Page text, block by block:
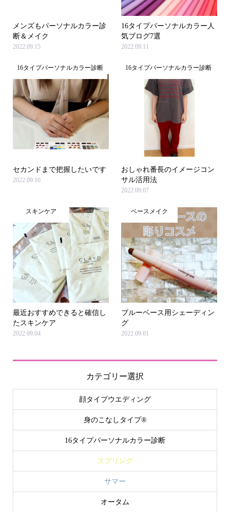
メンズもパーソナルカラー診
断＆メイク
2022.09.15
16タイプパーソナルカラー人
気ブログ7選
2022.09.11
16タイプパーソナルカラー診断
セカンドまで把握したいです
2022.09.10
16タイプパーソナルカラー診断
おしゃれ番長のイメージコン
サル活用法
2022.09.07
スキンケア
最近おすすめできると確信し
たスキンケア
2022.09.04
ベースメイク
ブルーベース用シェーディン
グ
2022.09.01
カテゴリー選択
顔タイプウエディング
身のこなしタイプ®
16タイプパーソナルカラー診断
スプリング
サマー
オータム